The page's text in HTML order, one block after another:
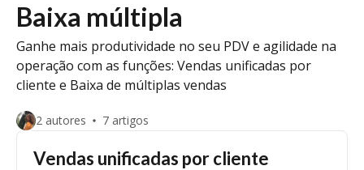
Baixa múltipla
Ganhe mais produtividade no seu PDV e agilidade na
operação com as funções: Vendas unificadas por
cliente e Baixa de múltiplas vendas
2 autores 7 artigos
Vendas unificadas por cliente